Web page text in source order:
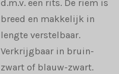
d.m.v. een rits. De riem is
breed en makkelijk in
lengte verstelbaar.
Verkrijgbaar in bruin-
zwart of blauw-zwart.